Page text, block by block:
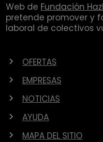
Web de Fundación
pretende promover y
laboral de colectivos
OFERTAS
EMPRESAS
NOTICIAS
AYUDA
MAPA DEL SITIO